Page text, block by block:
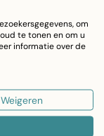
om
te tonen en om u
informatie over de
Weigeren